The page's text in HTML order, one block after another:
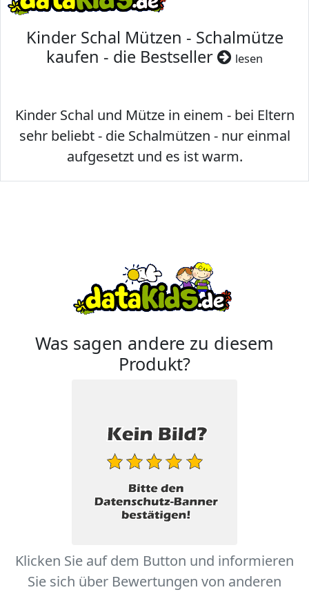
Kinder Schal Mützen - Schalmütze
kaufen - die Bestseller
lesen
Kinder Schal und Mütze in einem - bei Eltern
sehr beliebt - die Schalmützen - nur einmal
aufgesetzt und es ist warm.
Was sagen andere zu diesem
Produkt?
Klicken Sie auf dem Button und informieren
Sie sich über Bewertungen von anderen